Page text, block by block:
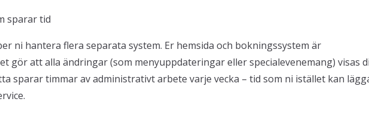
sparar tid
ni hantera flera separata system. Er hemsida och bokningssystem är
gör att alla ändringar (som menyuppdateringar eller specialevenemang) visas
sparar timmar av administrativt arbete varje vecka – tid som ni istället kan